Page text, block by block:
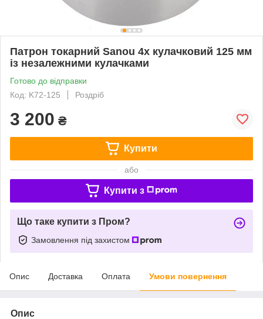
Патрон токарний Sanou 4х кулачковий 125 мм
із незалежними кулачками
Готово до відправки
Код: K72-125
Роздріб
3 200 ₴
Купити
або
Купити з
Що таке купити з Пром?
Замовлення під захистом
Опис Доставка Оплата Умови повернення
Опис